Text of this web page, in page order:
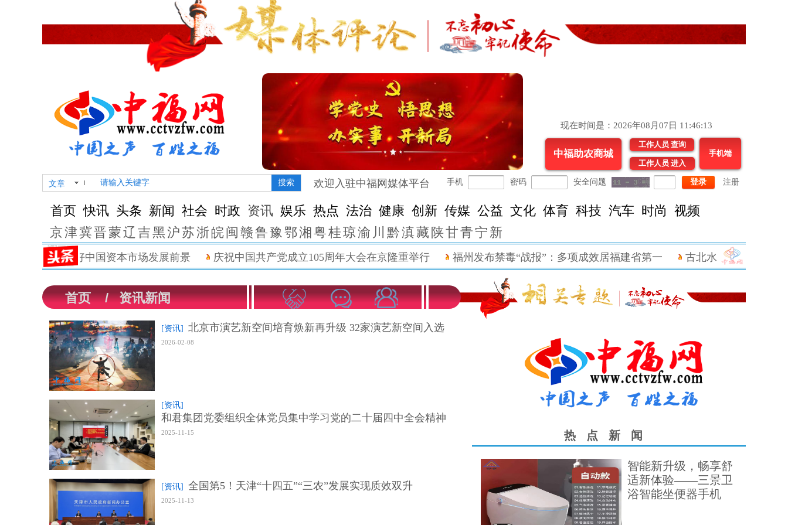
现在时间是：2026年08月07日 11:46:14
手机端
中福助农商城
工作人员 查询
工作人员 进入
文章 搜索 手机 密码 安全问题 登录 注册
欢迎入驻中福网媒体平台
首页 快讯 头条 新闻 社会 时政 资讯 娱乐 热点 法治 健康 创新 传媒 公益 文化 体育 科技 汽车 时尚 视频
京津冀晋蒙辽 吉黑沪苏浙皖 闽 赣鲁豫鄂湘粤桂琼渝 川 黔滇藏 陕甘青宁 新
体发声：看好中国资本市场发展前景 庆祝中国共产党成立105周年大会在京隆重举行 福州发布禁毒“战报”：多项成效居福建省第一 古北水镇将于6月19日至
首页/资讯新闻
[资讯] 北京市演艺新空间培育焕新再升级 32家演艺新空间入选
2026-02-08
[资讯]
和君集团党委组织全体党员集中学习党的二十届四中全会精神
2025-11-15
[资讯] 全国第5！天津“十四五”“三农”发展实现质效双升
2025-11-13
热 点 新 闻
智能新升级，畅享舒
适新体验——三景卫
浴智能坐便器手机